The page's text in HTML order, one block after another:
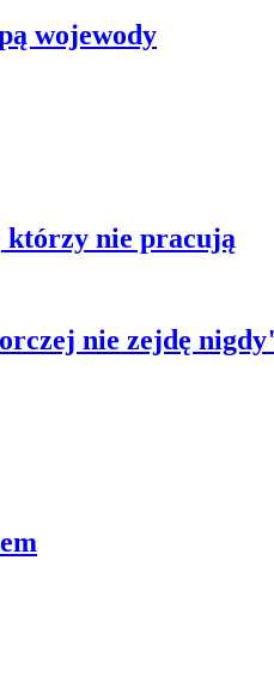
wojewody
którzy nie pracują
nie zejdę